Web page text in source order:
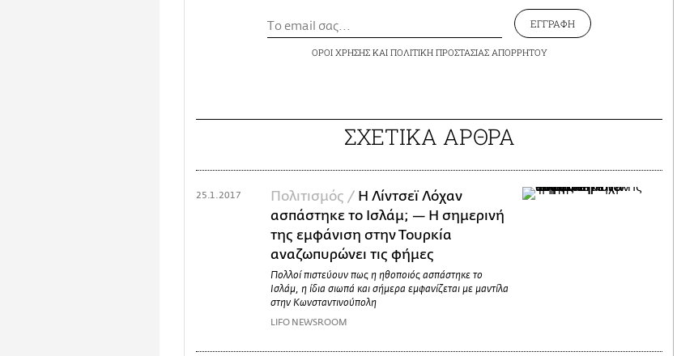
ΕΓΓΡΑΦΗ
ΟΡΟΙ ΧΡΗΣΗΣΚΑΙ ΠΟΛΙΤΙΚΗ ΠΡΟΣΤΑΣΙΑΣ ΑΠΟΡΡΗΤΟΥ
ΣΧΕΤΙΚΑ ΑΡΘΡΑ
Πολιτισμός / H Λίντσεϊ Λόχαν
ασπάστηκε το Ισλάμ; — Η σημερινή
της εμφάνιση στην Τουρκία
αναζωπυρώνει τις φήμες
Πολλοί πιστεύουν πως η ηθοποιός ασπάστηκε το
Ισλάμ, η ίδια σιωπά και σήμερα εμφανίζεται με μαντίλα
στην Κωνσταντινούπολη
LIFO NEWSROOM
25.1.2017